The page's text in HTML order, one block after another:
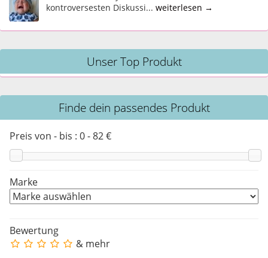
kontroversesten Diskussi... weiterlesen →
Unser Top Produkt
Finde dein passendes Produkt
Preis von - bis : 0-82€
Marke
Bewertung
& mehr